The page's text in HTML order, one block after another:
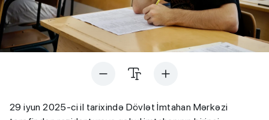
29 iyun 2025-ci il tarixində Dövlət İmtahan Mərkəzi